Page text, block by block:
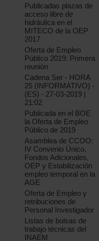
Publicadas plazas de
acceso libre de
hidráulica en el
MITECO de la OEP
2017
Oferta de Empleo
Público 2019: Primera
reunión
Cadena Ser - HORA
25 (INFORMATIVO) -
(ES) - 27-03-2019 |
21:02
Publicada en el BOE
la Oferta de Empleo
Público de 2019
Asamblea de CCOO:
IV Convenio Único,
Fondos Adicionales,
OEP y Estabilización
empleo temporal en la
AGE
Oferta de Empleo y
retribuciones de
Personal Investigador
Listas de bolsas de
trabajo técnicas del
INAEM